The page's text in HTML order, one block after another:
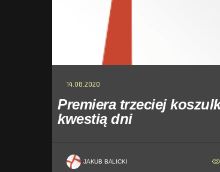
14.08.2020
Premiera trzeciej
kwestią dni
JAKUB BALICKI